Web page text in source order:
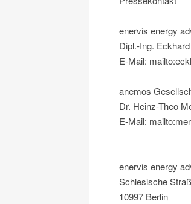
enervis energy
Dipl.-Ing.
E-Mail:
anemos
Dr. Heinz-Theo
E-Mail:
enervis energy
Schlesische
10997 Berlin